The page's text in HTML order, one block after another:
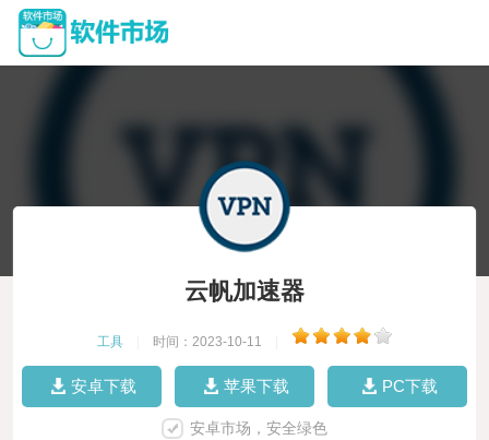
云帆加速器
工具 时间：2023-10-11
安卓下载 苹果下载 PC下载
安卓市场，安全绿色